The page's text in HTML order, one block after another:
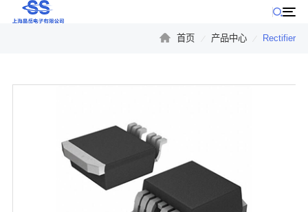
首页 产品中心 Rectifier